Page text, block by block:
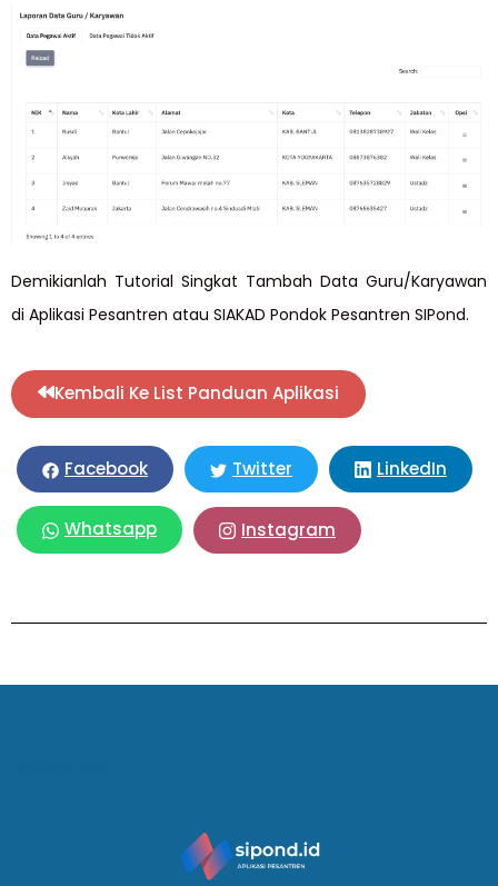
Demikianlah Tutorial Singkat Tambah Data Guru/Karyawan
di Aplikasi Pesantren atau SIAKAD Pondok Pesantren SIPond.
Kembali Ke List Panduan Aplikasi
Facebook Twitter LinkedIn
Whatsapp Instagram